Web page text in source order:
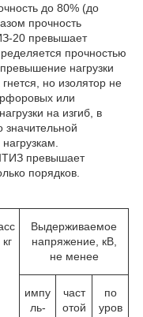
до 80% (до
прочность
20 превышает
прочностью
нагрузки
но изолятор не
или
на изгиб, в
значительной
превышает
порядков.
Выдерживаемое
напряжение, кВ,
не менее
импу
ль-
част
отой
по
уров